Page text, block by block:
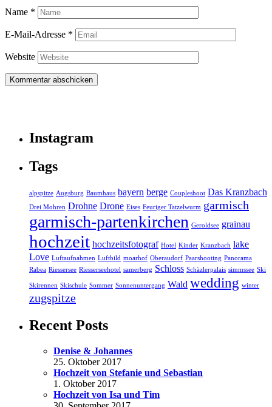
Name *
E-Mail-Adresse *
Website
Instagram
Tags
alpspitze Augsburg Baumhaus bayern berge Coupleshoot Das Kranzbach
Drei Mohren Drohne Drone Eises Feuriger Tatzelwurm garmisch
garmisch-partenkirchen Geroldsee grainau
hochzeit hochzeitsfotograf Hotel Kinder Kranzbach lake
Love Luftaufnahmen Luftbild moarhof Oberaudorf Paarshooting Panorama
Rabea Riessersee Riesserseehotel samerberg Schloss Schäzlerpalais simmssee Ski
Skirennen Skischule Sommer Sonnenuntergang Wald wedding winter
zugspitze
Recent Posts
Denise & Johannes
25. Oktober 2017
Hochzeit von Stefanie und Sebastian
1. Oktober 2017
Hochzeit von Isa und Tim